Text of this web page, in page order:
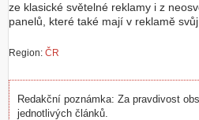
t
e
ze klasické světelné reklamy i z
panelů, které také mají v reklamě svůj
Region: ČR
Redakční poznámka: Za pravdivost
jednotlivých článků.